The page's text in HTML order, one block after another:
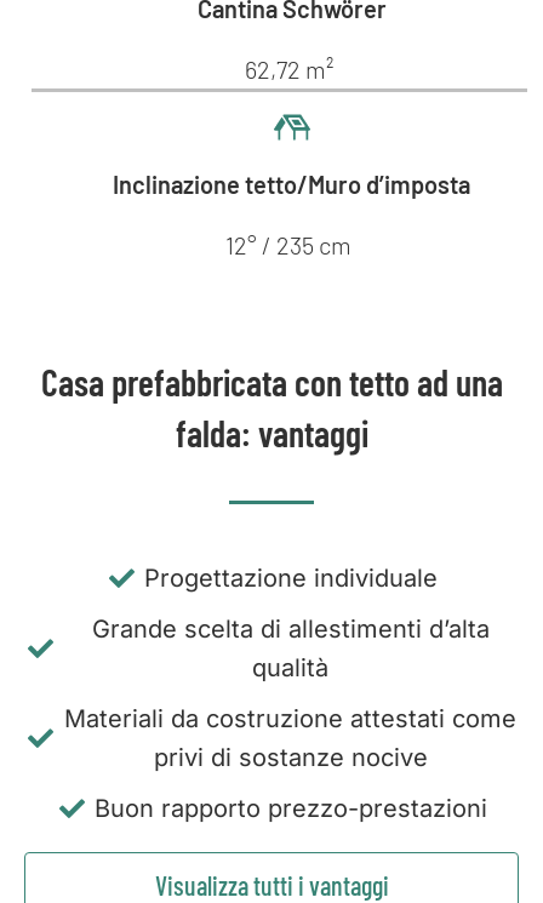
Cantina Schwörer
62,72 m²
Inclinazione tetto/Muro d’imposta
12° / 235 cm
Casa prefabbricata con tetto ad una
falda: vantaggi
Progettazione individuale
Grande scelta di allestimenti d’alta
qualità
Materiali da costruzione attestati come
privi di sostanze nocive
Buon rapporto prezzo-prestazioni
Visualizza tutti i vantaggi